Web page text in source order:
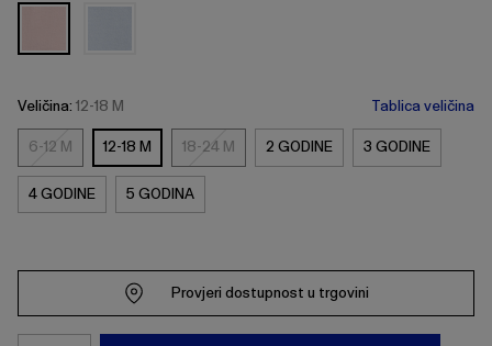
Veličina: 12-18 M Tablica veličina
6-12 M
6-
12
12-18 M 18-24 M
18- 2 GODINE 3 GODINE
4 GODINE 5 GODINA
Provjeri dostupnost u trgovini